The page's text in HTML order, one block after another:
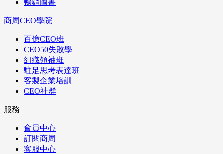
暢銷圖書
商周CEO學院
百億CEO班
CEO50失敗學
組織領袖班
駐足思考表達班
客製企業培訓
CEO社群
服務
會員中心
訂閱商周
客服中心